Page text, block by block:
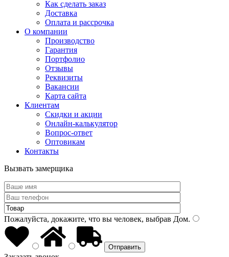
Как сделать заказ
Доставка
Оплата и рассрочка
О компании
Производство
Гарантия
Портфолио
Отзывы
Реквизиты
Вакансии
Карта сайта
Клиентам
Скидки и акции
Онлайн-калькулятор
Вопрос-ответ
Оптовикам
Контакты
Вызвать замерщика
Пожалуйста, докажите, что вы человек, выбрав Дом.